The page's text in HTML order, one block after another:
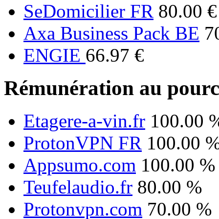
SeDomicilier FR 80.00 €
Axa Business Pack BE
ENGIE 66.97 €
Rémunération au
Etagere-a-vin.fr 100.00
ProtonVPN FR 100.00
Appsumo.com 100.00 %
Teufelaudio.fr 80.00 %
Protonvpn.com 70.00 %